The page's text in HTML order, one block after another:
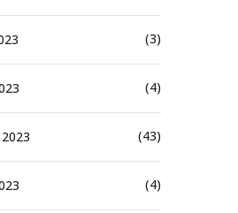
(3)
(4)
(43)
(4)